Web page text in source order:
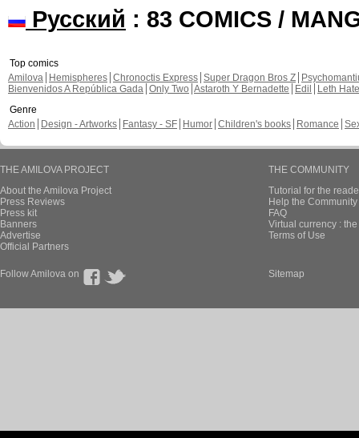
Русский : 83 COMICS /
Top comics
Amilova
Hemispheres Chronoctis Express Super Dragon Bros Z
Bienvenidos A República Gada Only Two Astaroth Y Bernadette Edil
Leth Hate
Genre
Action
Design - Artworks Fantasy - SF Humor Children's books Romance
THE AMILOVA PROJECT
About the Amilova Project
Press Reviews
Press kit
Banners
Advertise
Official Partners
THE COMMUNITY
Tutorial for the
Help the
FAQ
Virtual currency :
Terms of Use
Follow Amilova on Sitemap